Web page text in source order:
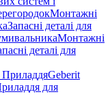
Монтажні
Запасні деталі для
Монтажні
деталі для
ПриладдяGeberit
для